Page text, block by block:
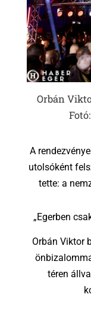
Orbán
A
utolsóként
tette: a
„Egerben
Orbán Viktor
téren